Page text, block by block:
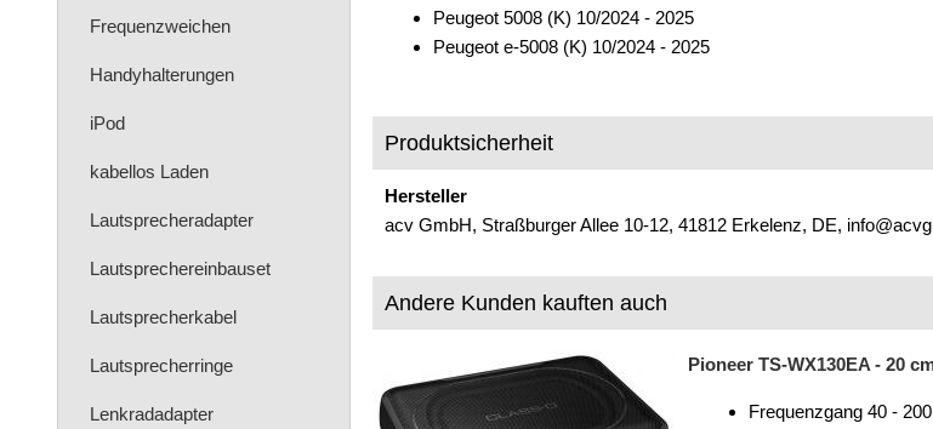
Frequenzweichen
Handyhalterungen
iPod
kabellos Laden
Lautsprecheradapter
Lautsprechereinbauset
Lautsprecherkabel
Lautsprecherringe
Lenkradadapter
Peugeot 5008 (K) 10/2024 - 2025
Peugeot e-5008 (K) 10/2024 - 2025
Produktsicherheit
Hersteller
acv GmbH, Straßburger Allee 10-12, 41812 Erkelenz, DE,
Andere Kunden kauften auch
Pioneer TS-WX130EA - 20
Frequenzgang 40 -